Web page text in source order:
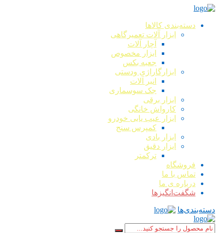
دسته‌بندی کالاها
ابزار آلات تعمیرگاهی
آچار آلات
ابزار مخصوص
جعبه بکس
ابزارگاراژی ودستی
انبر آلات
جک سوسماری
ابزار برقی
کارواش خانگی
ابزار عیب یابی خودرو
کمپرس سنج
ابزار بادی
ابزار دقیق
ترکمتر
فروشگاه
تماس با ما
درباره ی ما
شگفت‌انگیزها
دسته‌بندی‌ها